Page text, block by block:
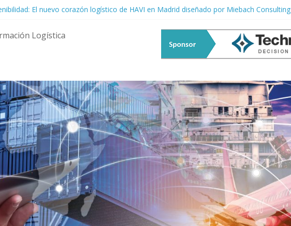
El nuevo corazón logístico de HAVI en Madrid diseñado por Miebach Consulting
Femenino: El Motor Estratégico que la Logística Ya No Puede Ignorar
la Era de las Cadenas de Suministro Predictivas y Autónomas
Logística